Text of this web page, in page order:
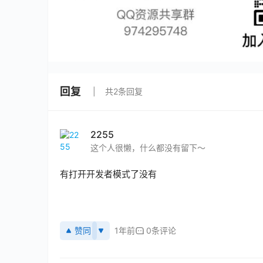
回复 共2条回复
2255
这个人很懒，什么都没有留下～
有打开开发者模式了没有
赞同 1年前 0条评论